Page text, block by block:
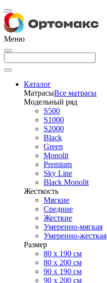
Меню
Каталог
МатрасыВсе матрасы
Модельный ряд
S500
S1000
S2000
Black
Green
Monolit
Premium
Sky Line
Black Monolit
Жесткость
Мягкие
Средние
Жесткие
Умеренно-мягкая
Умеренно-жесткая
Размер
80 х 190 см
80 х 200 см
90 х 190 см
90 х 200 см